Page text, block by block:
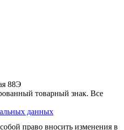
88Э
товарный знак. Все
данных
право вносить изменения в